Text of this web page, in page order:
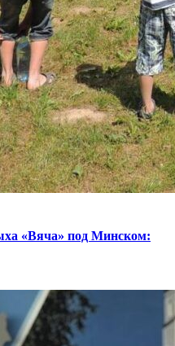
«Вяча» под Минском: